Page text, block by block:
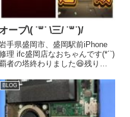
オーブ\( ˙꒳​˙ \三/ ˙꒳​˙)/
手県盛岡市、盛岡駅前iPhone
理 ifc盛岡店なおちゃんです(*´`)
者の塔終わりました😆残りは
かなと思います(:3_ヽ)_ゆっくり
集めてたカインも昨日やっと終わ
りました😊次終わるのは帝釈天
なので早く...
BLOG